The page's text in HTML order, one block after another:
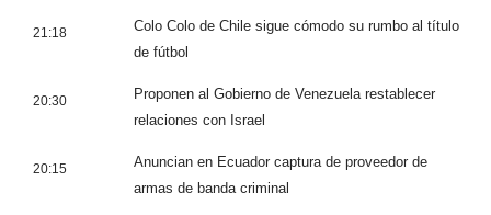
21:18
Colo Colo de Chile sigue cómodo su rumbo al título
de fútbol
20:30
Proponen al Gobierno de Venezuela restablecer
relaciones con Israel
20:15
Anuncian en Ecuador captura de proveedor de
armas de banda criminal